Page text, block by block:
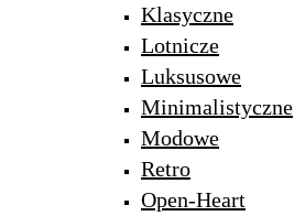
Klasyczne
Lotnicze
Luksusowe
Minimalistyczne
Modowe
Retro
Open-Heart